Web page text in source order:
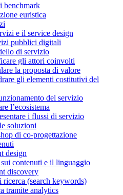
benchmark
euristica
e il service design
pubblici digitali
di servizio
gli attori coinvolti
la proposta di valore
gli elementi costitutivi del
del servizio
l’ecosistema
i flussi di servizio
soluzioni
di co-progettazione
design
contenuti e il linguaggio
discovery
ricerca (search keywords)
tramite analytics